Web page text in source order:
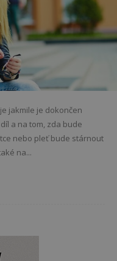
jakmile je dokončen
a na tom, zda bude
nebo pleť bude stárnout
na...